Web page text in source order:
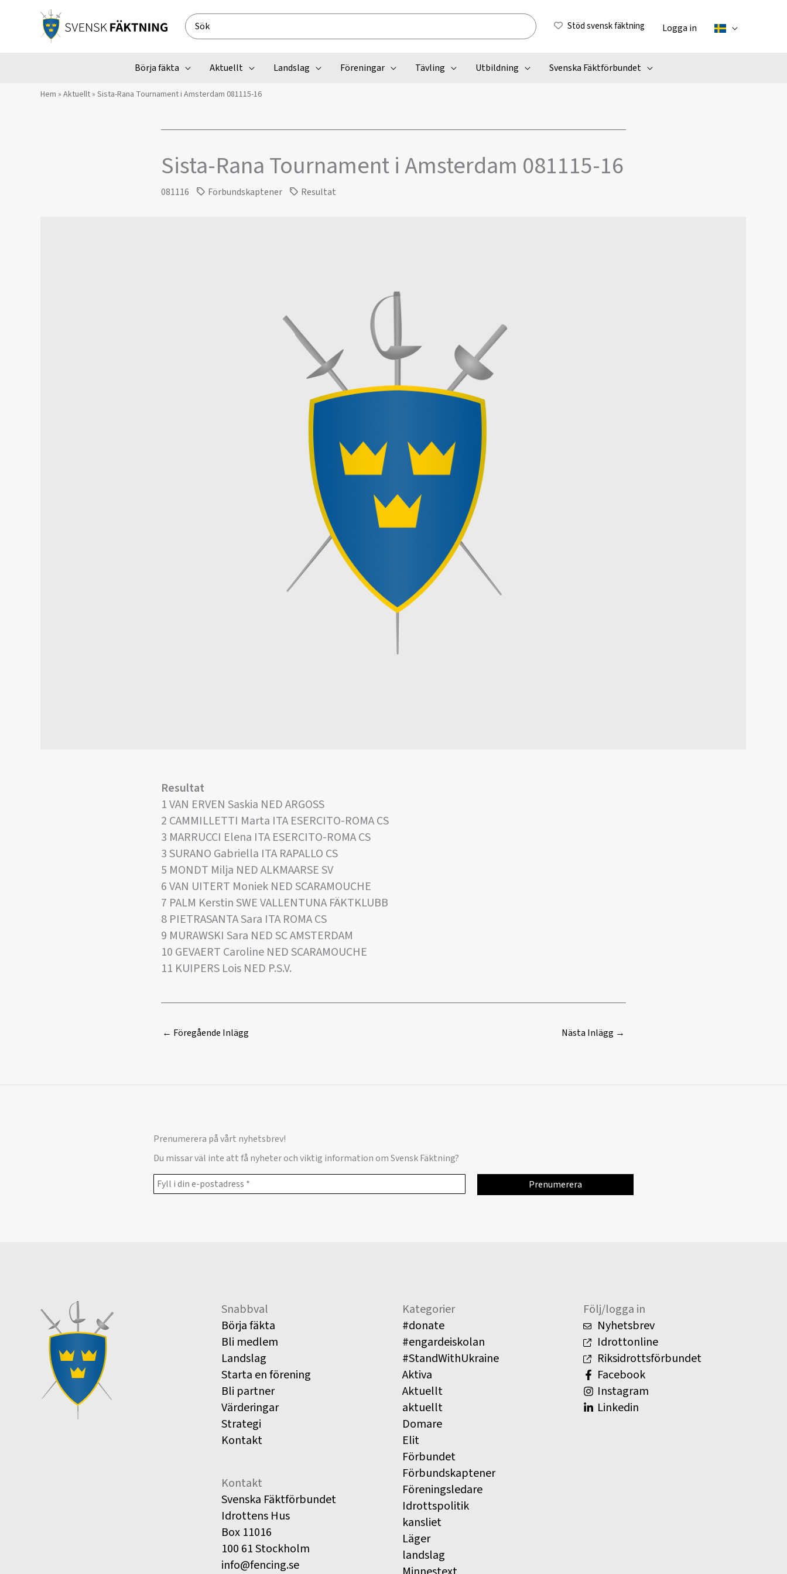
Search
for:
Stöd svensk fäktning Logga in
Börja fäkta Aktuellt Landslag Föreningar Tävling Utbildning Svenska Fäktförbundet
Hem » Aktuellt» Sista-Rana Tournament i Amsterdam 081115-16
Sista-Rana Tournament i Amsterdam 081115-16
081116 Förbundskaptener Resultat
Resultat
1 VAN ERVEN Saskia NED ARGOSS
2 CAMMILLETTI Marta ITA ESERCITO-ROMA CS
3 MARRUCCI Elena ITA ESERCITO-ROMA CS
3 SURANO Gabriella ITA RAPALLO CS
5 MONDT Milja NED ALKMAARSE SV
6 VAN UITERT Moniek NED SCARAMOUCHE
7 PALM Kerstin SWE VALLENTUNA FÄKTKLUBB
8 PIETRASANTA Sara ITA ROMA CS
9 MURAWSKI Sara NED SC AMSTERDAM
10 GEVAERT Caroline NED SCARAMOUCHE
11 KUIPERS Lois NED P.S.V.
← Föregående Inlägg Nästa Inlägg →
Prenumerera på vårt nyhetsbrev!
Du missar väl inte att få nyheter och viktig information om Svensk Fäktning?
Snabbval
Börja fäkta
Bli medlem
Landslag
Starta en förening
Bli partner
Värderingar
Strategi
Kontakt
Kontakt
Svenska Fäktförbundet
Idrottens Hus
Box 11016
100 61 Stockholm
info@fencing.se
Kategorier
#donate
#engardeiskolan
#StandWithUkraine
Aktiva
Aktuellt
aktuellt
Domare
Elit
Förbundet
Förbundskaptener
Föreningsledare
Idrottspolitik
kansliet
Läger
landslag
Följ/logga in
Nyhetsbrev
Idrottonline
Riksidrottsförbundet
Facebook
Instagram
Linkedin